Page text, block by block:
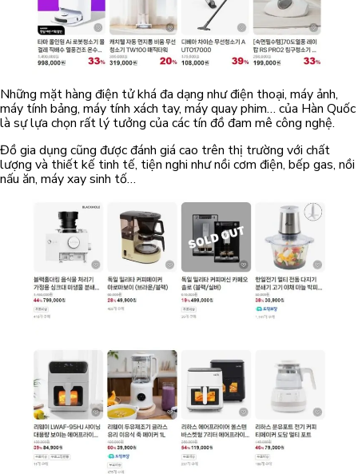
Những mặt hàng điện tử khá đa dạng như điện thoại, máy ảnh,
máy tính bảng, máy tính xách tay, máy quay phim… của Hàn Quốc
là sự lựa chọn rất lý tưởng của các tín đồ đam mê công nghệ.
Đồ gia dụng cũng được đánh giá cao trên thị trường với chất
lượng và thiết kế tinh tế, tiện nghi như nồi cơm điện, bếp gas, nồi
nấu ăn, máy xay sinh tố…